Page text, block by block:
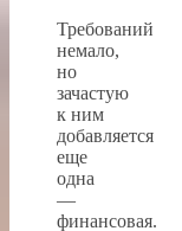
Требований
немало,
но
зачастую
к ним
добавляется
еще
одна
—
финансовая.